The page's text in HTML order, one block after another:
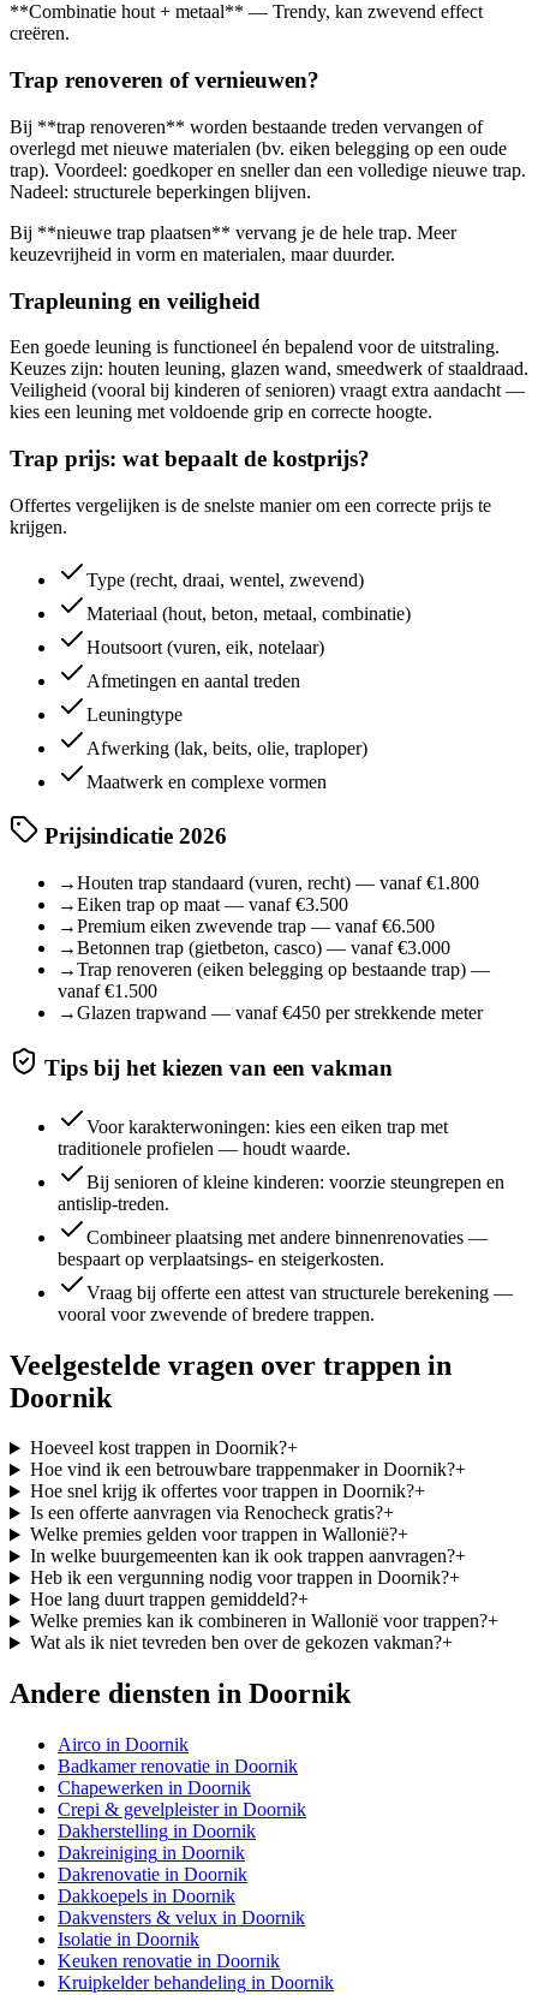
**Combinatie hout + metaal** — Trendy, kan zwevend effect
creëren.
Trap renoveren of vernieuwen?
Bij **trap renoveren** worden bestaande treden vervangen of
overlegd met nieuwe materialen (bv. eiken belegging op een oude
trap). Voordeel: goedkoper en sneller dan een volledige nieuwe trap.
Nadeel: structurele beperkingen blijven.
Bij **nieuwe trap plaatsen** vervang je de hele trap. Meer
keuzevrijheid in vorm en materialen, maar duurder.
Trapleuning en veiligheid
Een goede leuning is functioneel én bepalend voor de uitstraling.
Keuzes zijn: houten leuning, glazen wand, smeedwerk of staaldraad.
Veiligheid (vooral bij kinderen of senioren) vraagt extra aandacht —
kies een leuning met voldoende grip en correcte hoogte.
Trap prijs: wat bepaalt de kostprijs?
Offertes vergelijken is de snelste manier om een correcte prijs te
krijgen.
Type (recht, draai, wentel, zwevend)
Materiaal (hout, beton, metaal, combinatie)
Houtsoort (vuren, eik, notelaar)
Afmetingen en aantal treden
Leuningtype
Afwerking (lak, beits, olie, traploper)
Maatwerk en complexe vormen
Prijsindicatie 2026
→Houten trap standaard (vuren, recht) — vanaf €1.800
→Eiken trap op maat — vanaf €3.500
→Premium eiken zwevende trap — vanaf €6.500
→Betonnen trap (gietbeton, casco) — vanaf €3.000
→Trap renoveren (eiken belegging op bestaande trap) —
vanaf €1.500
→Glazen trapwand — vanaf €450 per strekkende meter
Tips bij het kiezen van een vakman
Voor karakterwoningen: kies een eiken trap met
traditionele profielen — houdt waarde.
Bij senioren of kleine kinderen: voorzie steungrepen en
antislip-treden.
Combineer plaatsing met andere binnenrenovaties —
bespaart op verplaatsings- en steigerkosten.
Vraag bij offerte een attest van structurele berekening —
vooral voor zwevende of bredere trappen.
Veelgestelde vragen over trappen in
Doornik
Hoeveel kost trappen in Doornik?+
Hoe vind ik een betrouwbare trappenmaker in Doornik?+
Hoe snel krijg ik offertes voor trappen in Doornik?+
Is een offerte aanvragen via Renocheck gratis?+
Welke premies gelden voor trappen in Wallonië?+
In welke buurgemeenten kan ik ook trappen aanvragen?+
Heb ik een vergunning nodig voor trappen in Doornik?+
Hoe lang duurt trappen gemiddeld?+
Welke premies kan ik combineren in Wallonië voor trappen?+
Wat als ik niet tevreden ben over de gekozen vakman?+
Andere diensten in Doornik
Airco in Doornik
Badkamer renovatie in Doornik
Chapewerken in Doornik
Crepi & gevelpleisterin Doornik
Dakherstelling in Doornik
Dakreiniging in Doornik
Dakrenovatie in Doornik
Dakkoepels in Doornik
Dakvensters & velux in Doornik
Isolatie in Doornik
Keuken renovatie in Doornik
Kruipkelder behandeling in Doornik